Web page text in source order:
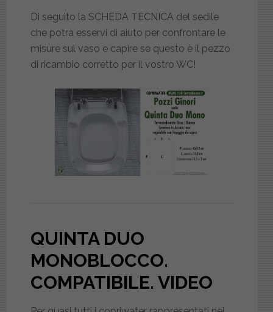
Di seguito la SCHEDA TECNICA del sedile
che potrà esservi di aiuto per confrontare le
misure sul vaso e capire se questo è il pezzo
di ricambio corretto per il vostro WC!
QUINTA DUO
MONOBLOCCO.
COMPATIBILE. VIDEO